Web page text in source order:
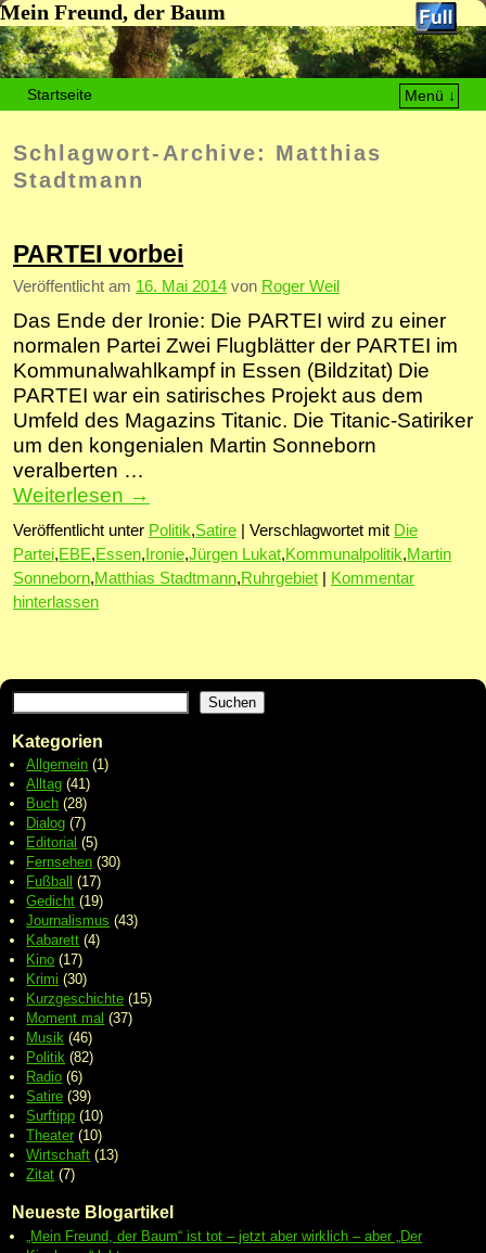
Mein Freund, der Baum
Startseite
Menü ↓
Schlagwort-Archive: Matthias
Stadtmann
PARTEI vorbei
Veröffentlicht am 16. Mai 2014 von Roger Weil
Das Ende der Ironie: Die PARTEI wird zu einer
normalen Partei Zwei Flugblätter der PARTEI im
Kommunalwahlkampf in Essen (Bildzitat) Die
PARTEI war ein satirisches Projekt aus dem
Umfeld des Magazins Titanic. Die Titanic-Satiriker
um den kongenialen Martin Sonneborn
veralberten …
Weiterlesen →
Veröffentlicht unter Politik,Satire Verschlagwortet mit Die
Partei,EBE,Essen, Ironie,Jürgen Lukat,Kommunalpolitik,Martin
Sonneborn,Matthias Stadtmann,Ruhrgebiet
Kommentar
hinterlassen
Suchen
Kategorien
Allgemein (1)
Alltag (41)
Buch (28)
Dialog (7)
Editorial (5)
Fernsehen (30)
Fußball (17)
Gedicht (19)
Journalismus (43)
Kabarett (4)
Kino (17)
Krimi (30)
Kurzgeschichte (15)
Moment mal (37)
Musik (46)
Politik (82)
Radio (6)
Satire (39)
Surftipp (10)
Theater (10)
Wirtschaft (13)
Zitat (7)
Neueste Blogartikel
„Mein Freund, der Baum“ ist tot – jetzt aber wirklich – aber „Der